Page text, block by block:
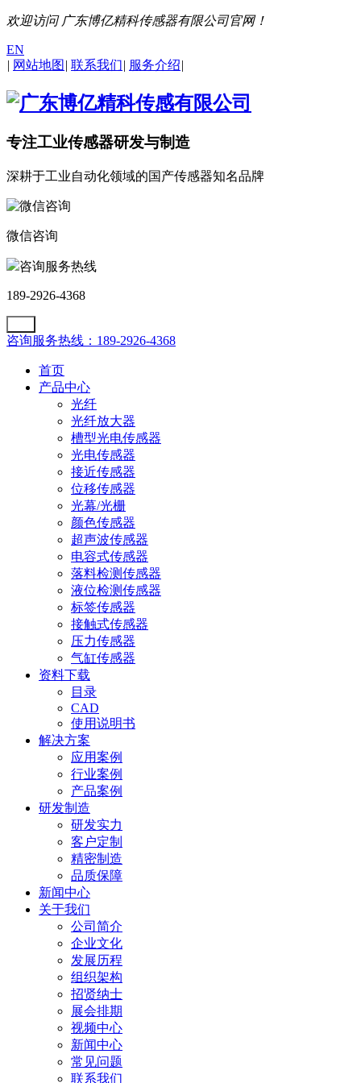
欢迎访问 广东博亿精科传感器有限公司官网！
EN
| 网站地图 | 联系我们| 服务介绍|
专注工业传感器研发与制造
深耕于工业自动化领域的国产传感器知名品牌
微信咨询
咨询服务热线
189-2926-4368
咨询服务热线：189-2926-4368
首页
产品中心
光纤
光纤放大器
槽型光电传感器
光电传感器
接近传感器
位移传感器
光幕/光栅
颜色传感器
超声波传感器
电容式传感器
落料检测传感器
液位检测传感器
标签传感器
接触式传感器
压力传感器
气缸传感器
资料下载
目录
CAD
使用说明书
解决方案
应用案例
行业案例
产品案例
研发制造
研发实力
客户定制
精密制造
品质保障
新闻中心
关于我们
公司简介
企业文化
发展历程
组织架构
招贤纳士
展会排期
视频中心
新闻中心
常见问题
联系我们